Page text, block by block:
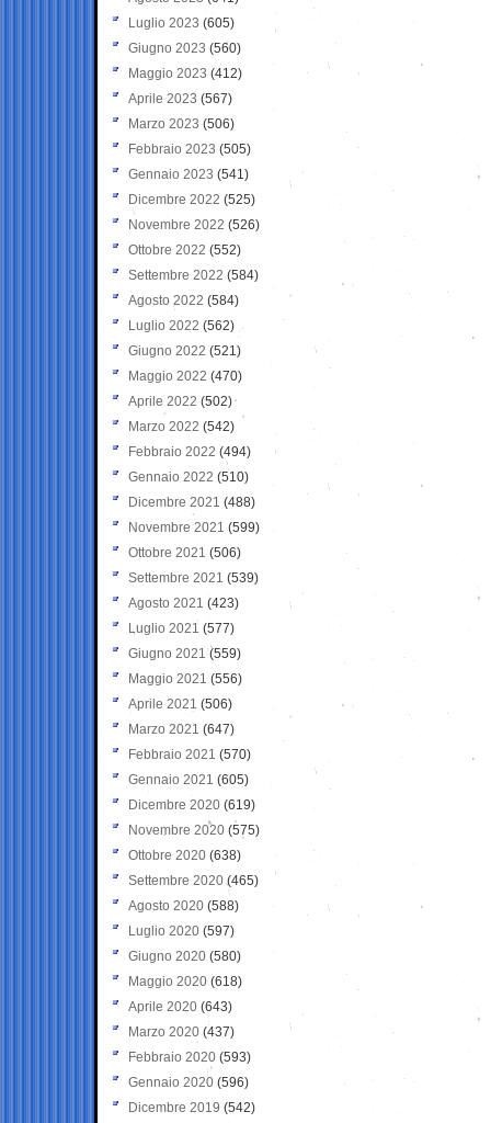
Luglio 2023 (605)
Giugno 2023 (560)
Maggio 2023 (412)
Aprile 2023 (567)
Marzo 2023 (506)
Febbraio 2023 (505)
Gennaio 2023 (541)
Dicembre 2022 (525)
Novembre 2022 (526)
Ottobre 2022 (552)
Settembre 2022 (584)
Agosto 2022 (584)
Luglio 2022 (562)
Giugno 2022 (521)
Maggio 2022 (470)
Aprile 2022 (502)
Marzo 2022 (542)
Febbraio 2022 (494)
Gennaio 2022 (510)
Dicembre 2021 (488)
Novembre 2021 (599)
Ottobre 2021 (506)
Settembre 2021 (539)
Agosto 2021 (423)
Luglio 2021 (577)
Giugno 2021(559)
Maggio 2021 (556)
Aprile 2021 (506)
Marzo 2021 (647)
Febbraio 2021 (570)
Gennaio 2021 (605)
Dicembre 2020 (619)
Novembre 2020 (575)
Ottobre 2020 (638)
Settembre 2020(465)
Agosto 2020 (588)
Luglio 2020 (597)
Giugno 2020 (580)
Maggio 2020 (618)
Aprile 2020 (643)
Marzo 2020 (437)
Febbraio 2020 (593)
Gennaio 2020 (596)
Dicembre 2019 (542)